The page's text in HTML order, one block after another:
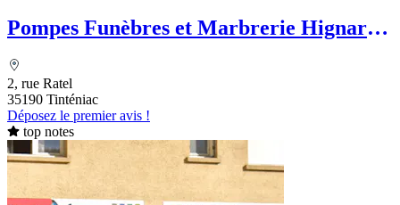
Pompes Funèbres et Marbrerie Hignard -
2, rue Ratel
35190 Tinténiac
Déposez le premier avis !
top notes